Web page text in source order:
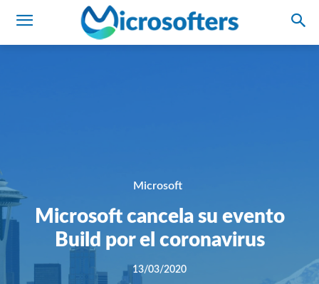
Microsoft
Microsoft cancela su evento
Build por el coronavirus
13/03/2020